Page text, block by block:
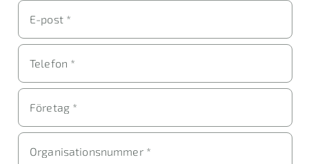
E-post *
Telefon *
Företag *
Organisationsnummer *